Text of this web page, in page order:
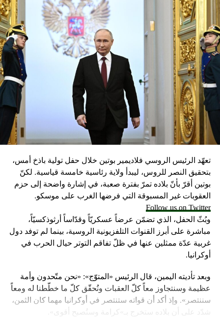
تعهّد الرئيس الروسي فلاديمير بوتين خلال حفل تولية باذخ أمس،
بتحقيق النصر للروس، ليبدأ ولاية رئاسية خامسة قياسية. لكنّ
بوتين أقرّ بأنّ بلاده تمرّ بفترة صعبة، في إشارة واضحة إلى حزم
العقوبات غير المسبوقة التي فرضها الغرب على موسكو.
Follow us on Twitter
وبُثّ الحفل، الذي تضمّن عرضاً عسكريّاً وقدّاساً أرثوذكسيّاً،
مباشرة على أبرز القنوات التلفزيونية الروسية، بينما لم توفد دول
غربية عدّة ممثلين عنها في ظلّ تفاقم التوتر حيال الحرب في
أوكرانيا.
وبعد تأديته اليمين، قال الرئيس «المتوّج»: «نحن متّحدون وأمة
عظيمة وسنتجاوز معاً كلّ العقبات ونُحقّق كلّ ما خطّطنا له ومعاً
سننتصر». وإذ أكد أن قواته ستنتصر في أوكرانيا مهما كان الثمن،
شدّد على أن بلاده ستخرج بـ»كرامة وستُصبح أقوى».